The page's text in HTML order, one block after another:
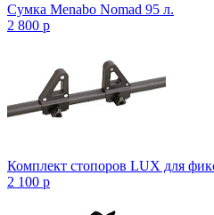
Сумка Menabo Nomad 95 л.
2 800 p
Комплект стопоров LUX для
2 100 p